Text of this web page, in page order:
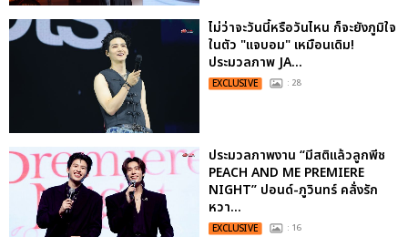
ไม่ว่าจะวันนี้หรือวันไหน ก็จะยังภูมิใจ
ในตัว "แจบอม" เหมือนเดิม!
ประมวลภาพ JA...
EXCLUSIVE : 28
ประมวลภาพงาน “มีสติแล้วลูกพีช
PEACH AND ME PREMIERE
NIGHT” ปอนด์-ภูวินทร์ คลั่งรัก
หวา...
EXCLUSIVE : 16